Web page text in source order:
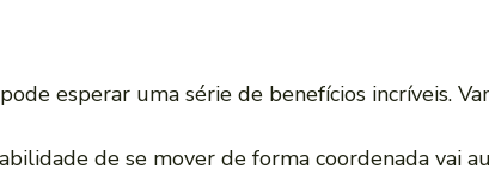
esperar uma série de benefícios incríveis.
de se mover de forma coordenada vai